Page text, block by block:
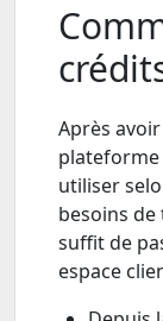
Après avoir
plateforme
utiliser
besoins
suffit de
espace